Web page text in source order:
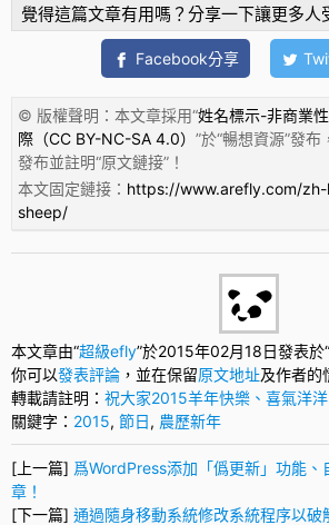
覺得這篇文章有用嗎？分享一下讓更多人
Facebook分享
© 版權聲明：本文章採用“姓名標示-非商業
際（CC BY-NC-SA 4.0） ”於“暢想資源”發布
發布並註明“原文鏈接”！
本文固定鏈接： https://www.arefly.com/
sheep/
本文章由“超級efly”於2015年02月18日發表於“
你可以發表評論 ，並在保留原文地址及作者的
轉載請註明： 祝大家2015羊年快樂、喜氣洋
關鍵字： 2015, 節日, 農歷新年
[上一篇] 爲WordPress添加「僞更新」功能、
章！
[下一篇] 通過隨身移動系統修改系統程序以